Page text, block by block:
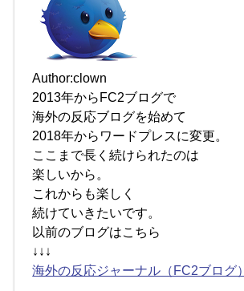
Author:clown
2013年からFC2ブログで
海外の反応ブログを始めて
2018年からワードプレスに変更。
ここまで長く続けられたのは
楽しいから。
これからも楽しく
続けていきたいです。
以前のブログはこちら
↓↓↓
海外の反応ジャーナル（FC2ブログ）